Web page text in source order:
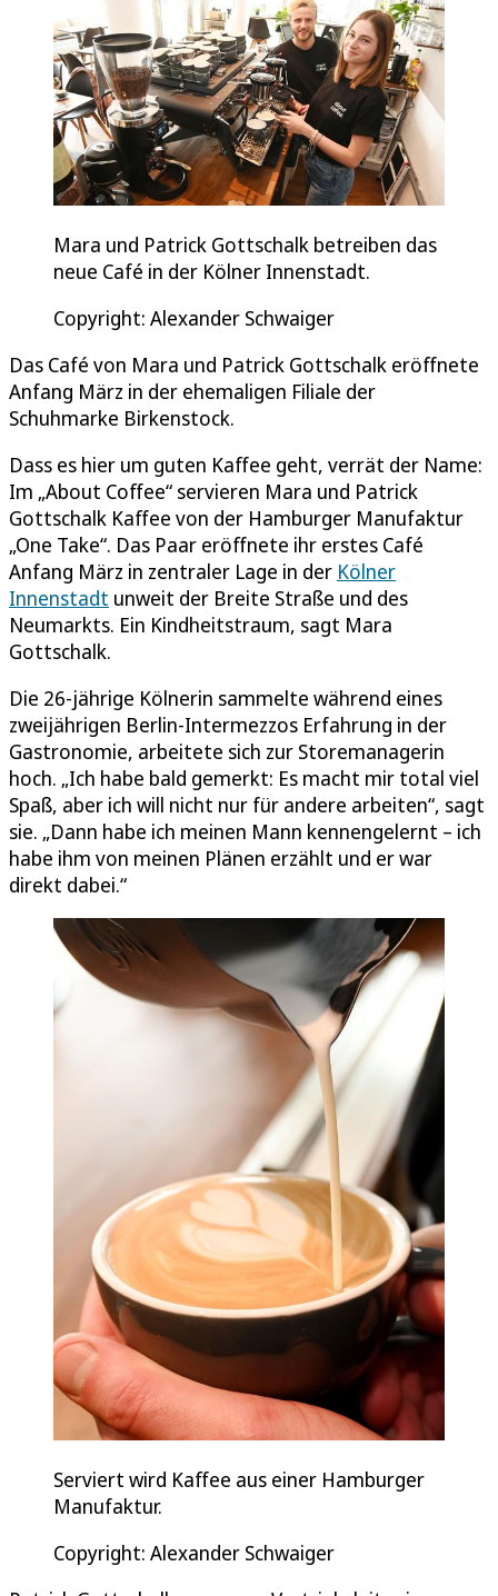
Mara und Patrick Gottschalk betreiben das
neue Café in der Kölner Innenstadt.
Copyright: Alexander Schwaiger
Das Café von Mara und Patrick Gottschalk eröffnete
Anfang März in der ehemaligen Filiale der
Schuhmarke Birkenstock.
Dass es hier um guten Kaffee geht, verrät der Name:
Im „About Coffee“ servieren Mara und Patrick
Gottschalk Kaffee von der Hamburger Manufaktur
„One Take“. Das Paar eröffnete ihr erstes Café
Anfang März in zentraler Lage in der Kölner
Innenstadt unweit der Breite Straße und des
Neumarkts. Ein Kindheitstraum, sagt Mara
Gottschalk.
Die 26-jährige Kölnerin sammelte während eines
zweijährigen Berlin-Intermezzos Erfahrung in der
Gastronomie, arbeitete sich zur Storemanagerin
hoch. „Ich habe bald gemerkt: Es macht mir total viel
Spaß, aber ich will nicht nur für andere arbeiten“, sagt
sie. „Dann habe ich meinen Mann kennengelernt – ich
habe ihm von meinen Plänen erzählt und er war
direkt dabei.“
Serviert wird Kaffee aus einer Hamburger
Manufaktur.
Copyright: Alexander Schwaiger